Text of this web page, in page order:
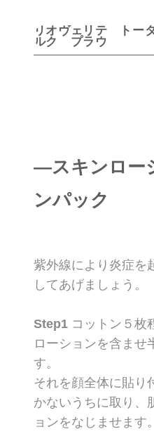
リオヴェリテ トー
ルク プラウ
―スキンロー
ンパック
紫外線により炎症を
してあげましょう。
Step1コットン５枚
ローションを含ませ
す。
それを顔全体に貼り
かないうちに取り、
ョンをなじませます。